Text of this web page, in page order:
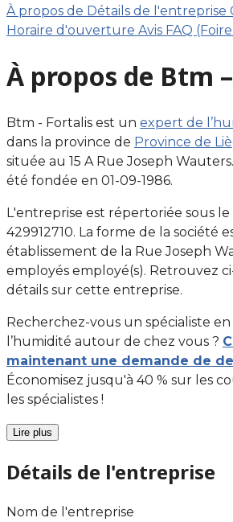
À propos de Détails de l'entreprise
Horaire d'ouverture Avis FAQ
À propos de Btm
Btm - Fortalis est un expert de
dans la province de Province de
située au 15 A Rue Joseph
été fondée en 01-09-1986.
L'entreprise est répertoriée sous
429912710. La forme de la société
établissement de la Rue Joseph
employés employé(s). Retrouvez
détails sur cette entreprise.
Recherchez-vous un spécialiste
l’humidité autour de chez vous ?
maintenant une demande de
Économisez jusqu'à 40 % sur les
les spécialistes !
Lire plus
Détails de l'entreprise
Nom de l'entreprise